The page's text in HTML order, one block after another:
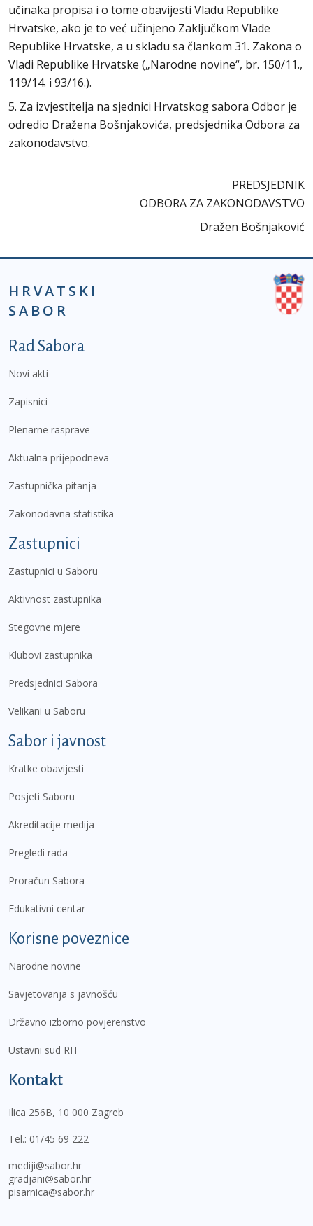
učinaka propisa i o tome obavijesti Vladu Republike
Hrvatske, ako je to već učinjeno Zaključkom Vlade
Republike Hrvatske, a u skladu sa člankom 31. Zakona o
Vladi Republike Hrvatske („Narodne novine“, br. 150/11.,
119/14. i 93/16.).
5. Za izvjestitelja na sjednici Hrvatskog sabora Odbor je
odredio Dražena Bošnjakovića, predsjednika Odbora za
zakonodavstvo.
PREDSJEDNIK
ODBORA ZA ZAKONODAVSTVO
Dražen Bošnjaković
HRVATSKI
SABOR
Podnožje prvi izbornik
Rad Sabora
Novi akti
Zapisnici
Plenarne rasprave
Aktualna prijepodneva
Zastupnička pitanja
Zakonodavna statistika
Zastupnici
Zastupnici u Saboru
Aktivnost zastupnika
Stegovne mjere
Klubovi zastupnika
Predsjednici Sabora
Velikani u Saboru
Sabor i javnost
Kratke obavijesti
Posjeti Saboru
Akreditacije medija
Pregledi rada
Proračun Sabora
Edukativni centar
Korisne poveznice
Narodne novine
Savjetovanja s javnošću
Državno izborno povjerenstvo
Ustavni sud RH
Kontakt
Ilica 256B, 10 000 Zagreb
Tel.: 01/45 69 222
mediji@sabor.hr
gradjani@sabor.hr
pisarnica@sabor.hr